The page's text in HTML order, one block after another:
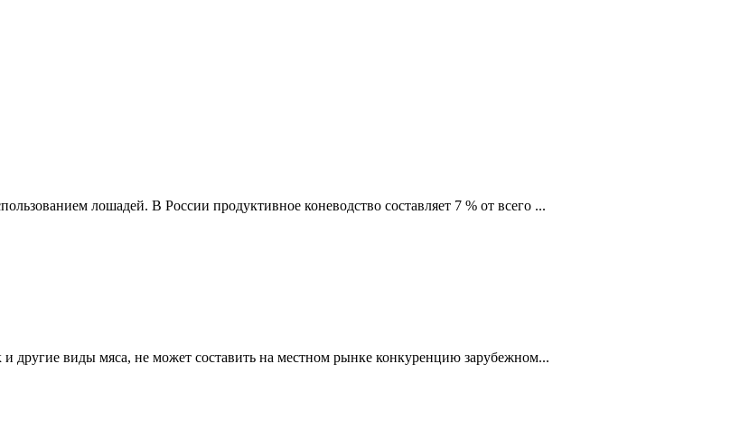
лошадей. В России продуктивное коневодство составляет 7 % от всего ...
другие виды мяса, не может составить на местном рынке конкуренцию зарубежном...